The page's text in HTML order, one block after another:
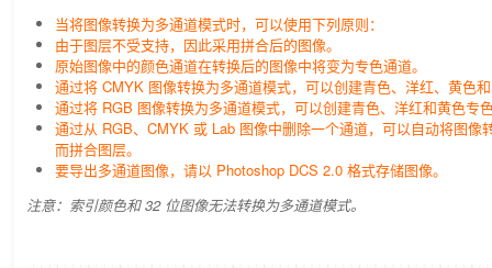
当将图像转换为多通道模式时，可以使用下列原则：
由于图层不受支持，因此采用拼合后的图像。
原始图像中的颜色通道在转换后的图像中将变为专色通道。
通过将 CMYK 图像转换为多通道模式，可以创建青色、洋红、黄色
通过将 RGB 图像转换为多通道模式，可以创建青色、洋红和黄色专
通过从 RGB、CMYK 或 Lab 图像中删除一个通道，可以自动将图像
而拼合图层。
要导出多通道图像，请以 Photoshop DCS 2.0 格式存储图像。
注意：索引颜色和 32 位图像无法转换为多通道模式。